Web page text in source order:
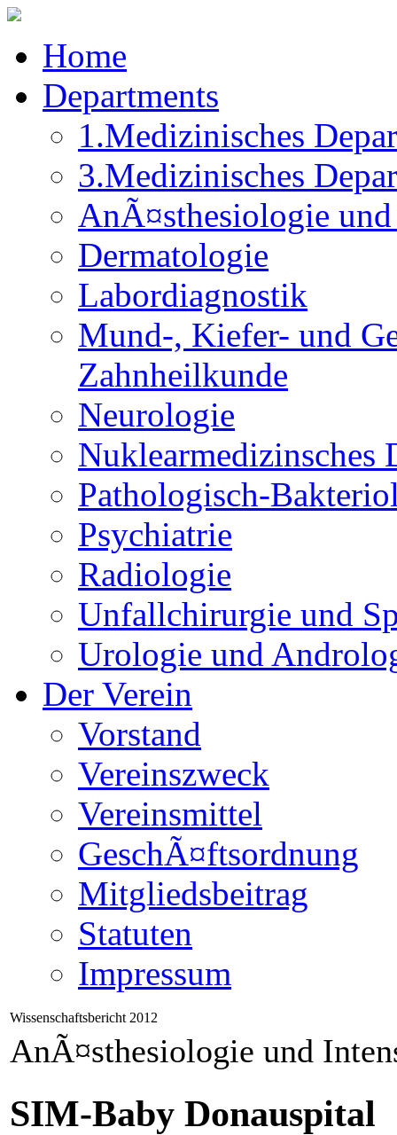
Home
Departments
1.Medizinisches
3.Medizinisches
AnÃ¤sthesiologie
Dermatologie
Labordiagnostik
Mund-, Kiefer- und
Zahnheilkunde
Neurologie
Nuklearmedizinsches
Pathologisch-
Psychiatrie
Radiologie
Unfallchirurgie und
Urologie und
Der Verein
Vorstand
Vereinszweck
Vereinsmittel
GeschÃ¤ftsordnung
Mitgliedsbeitrag
Statuten
Impressum
Wissenschaftsbericht 2012
AnÃ¤sthesiologie und
SIM-Baby Donauspital